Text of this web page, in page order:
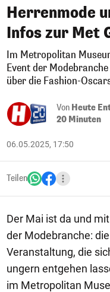
Herrenmode
Infos zur Met
Im Metropolitan
Event der
über die Fashion-
Von Heute
20 Minuten
06.05.2025, 17:50
Teilen
Der Mai ist da und
der Modebranche:
Veranstaltung, die
ungern entgehen
im Metropolitan